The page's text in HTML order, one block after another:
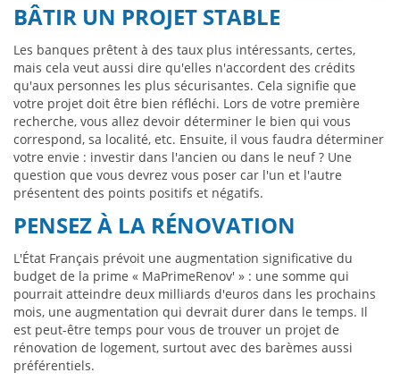
BÂTIR UN PROJET STABLE
Les banques prêtent à des taux plus intéressants, certes,
mais cela veut aussi dire qu'elles n'accordent des crédits
qu'aux personnes les plus sécurisantes. Cela signifie que
votre projet doit être bien réfléchi. Lors de votre première
recherche, vous allez devoir déterminer le bien qui vous
correspond, sa localité, etc. Ensuite, il vous faudra déterminer
votre envie : investir dans l'ancien ou dans le neuf ? Une
question que vous devrez vous poser car l'un et l'autre
présentent des points positifs et négatifs.
PENSEZ À LA RÉNOVATION
L'État Français prévoit une augmentation significative du
budget de la prime « MaPrimeRenov' » : une somme qui
pourrait atteindre deux milliards d'euros dans les prochains
mois, une augmentation qui devrait durer dans le temps. Il
est peut-être temps pour vous de trouver un projet de
rénovation de logement, surtout avec des barèmes aussi
préférentiels.